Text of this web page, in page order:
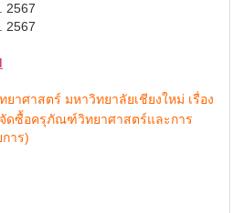
2567
2567
ยาศาสตร์ มหาวิทยาลัยเชียงใหม่ เรื่อง
ดซื้อครุภัณฑ์วิทยาศาสตร์และการ
าร)